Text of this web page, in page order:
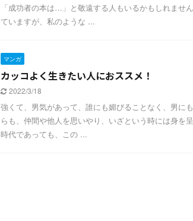
「成功者の本は…」と敬遠する人もいるかもしれませ
ていますが、私のような ...
マンガ
カッコよく生きたい人におススメ！
2022/3/18
強くて、男気があって、誰にも媚びることなく、男に
らも、仲間や他人を思いやり、いざという時には身を
時代であっても、この ...